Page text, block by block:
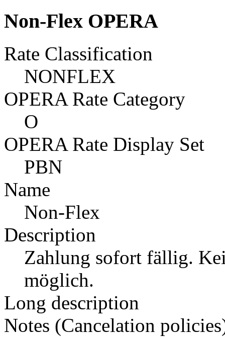
Non-Flex OPERA
Rate Classification
NONFLEX
OPERA Rate Category
O
OPERA Rate Display Set
PBN
Name
Non-Flex
Description
Zahlung sofort fällig.
möglich.
Long description
Notes (Cancelation